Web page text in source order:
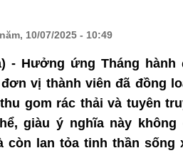
10/07/2025 - 10:49
- Hưởng ứng Tháng
vị thành viên đã đồng
gom rác thải và tuyên
giàu ý nghĩa này
còn lan tỏa tinh thần sống